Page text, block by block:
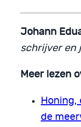
Johann
schrijver en
Meer lezen
Honing,
de